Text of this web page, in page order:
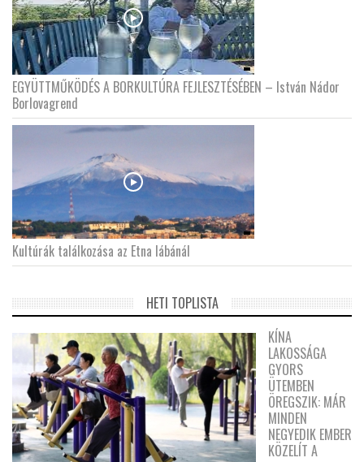
EGYÜTTMŰKÖDÉS A BORKULTÚRA FEJLESZTÉSÉBEN – István Nádor
Borlovagrend
Kultúrák találkozása az Etna lábánál
HETI TOPLISTA
KÍNA
LAKOSSÁGA
GYORS
ÜTEMBEN
ÖREGSZIK: MÁR
MINDEN
NEGYEDIK EMBER
KÖZELÍT A